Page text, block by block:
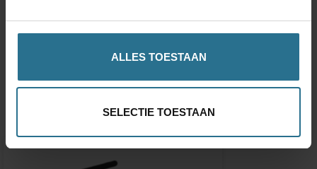
ALLES TOESTAAN
SELECTIE TOESTAAN
Accessoires